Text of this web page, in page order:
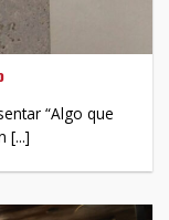
“Algo que
[...]